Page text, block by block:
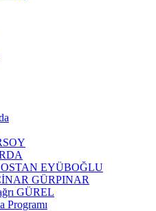
EYÜBOĞLU
GÜRPINAR
GÜREL
Programı